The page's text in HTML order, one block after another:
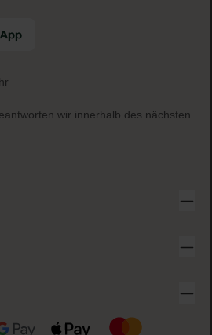
wir innerhalb des nächsten